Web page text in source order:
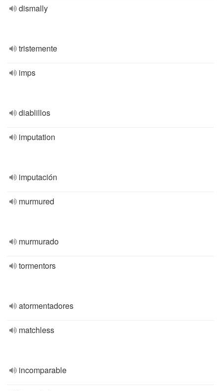
dismally
tristemente
imps
diablillos
imputation
imputación
murmured
murmurado
tormentors
atormentadores
matchless
incomparable